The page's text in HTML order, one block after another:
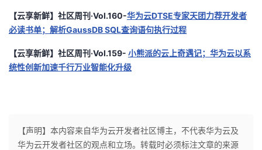
【云享新鲜】社区周刊·Vol.160-华为云DTSE专家天团力荐开发者
必读书单；解析GaussDB SQL查询语句执行过程
【云享新鲜】社区周刊·Vol.159- 小熊派的云上奇遇记；华为云以系
统性创新加速千行万业智能化升级
【声明】本内容来自华为云开发者社区博主，不代表华为云及
华为云开发者社区的观点和立场。转载时必须标注文章的来源